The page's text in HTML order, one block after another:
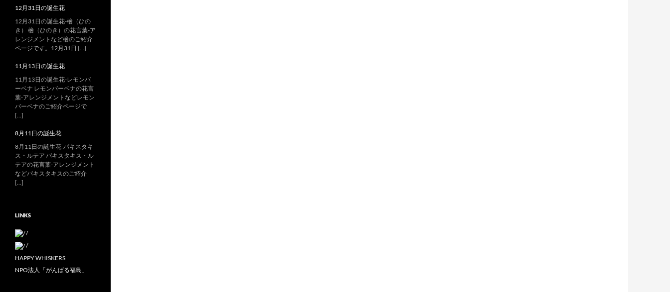
12月31日の誕生花
12月31日の誕生花-檜（ひの
き） 檜（ひのき）の花言葉-ア
レンジメントなど檜のご紹介
ページです。12月31日 […]
11月13日の誕生花
11月13日の誕生花-レモンバ
ーベナ レモンバーベナの花言
葉-アレンジメントなどレモン
バーベナのご紹介ページで
[…]
8月11日の誕生花
8月11日の誕生花-パキスタキ
ス・ルテア パキスタキス・ル
テアの花言葉-アレンジメント
などパキスタキスのご紹介
[…]
LINKS
/
/
HAPPY WHISKERS
NPO法人「がんばる福島」